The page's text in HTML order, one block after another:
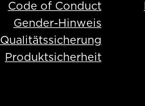
Code of Conduct
Gender-Hinweis
Qualitätssicherung
Produktsicherheit